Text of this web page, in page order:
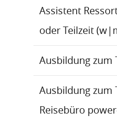
Assistent
oder Teilzeit
Ausbildung
Ausbildung zum
Reisebüro